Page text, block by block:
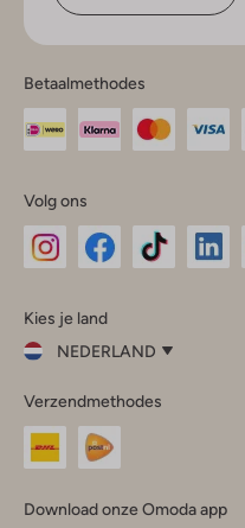
Betaalmethodes
Volg ons
InstagramFacebook
Kies je land
NEDERLAND
je
land
Nederland
Verzendmethodes
Download onze Omoda app